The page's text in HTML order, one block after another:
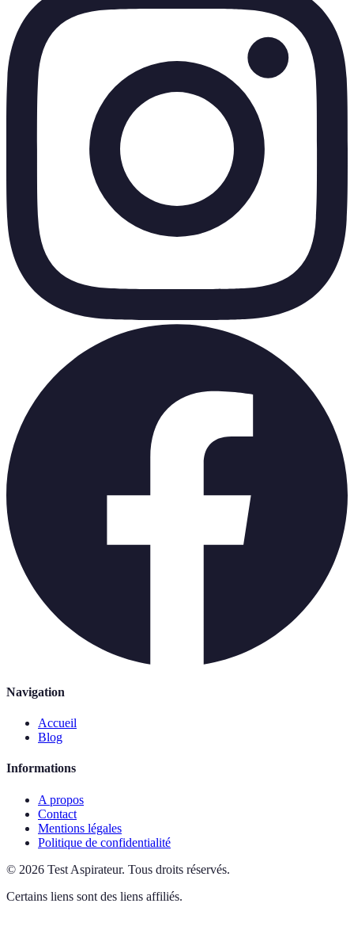
Navigation
Accueil
Blog
Informations
A propos
Contact
Mentions légales
Politique de confidentialité
© 2026 Test Aspirateur. Tous droits réservés.
Certains liens sont des liens affiliés.